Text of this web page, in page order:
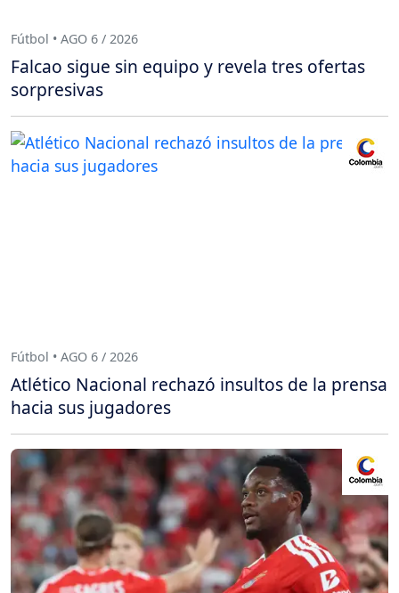
Fútbol • AGO 6 / 2026
Falcao sigue sin equipo y revela tres ofertas
sorpresivas
Fútbol • AGO 6 / 2026
Atlético Nacional rechazó insultos de la prensa
hacia sus jugadores